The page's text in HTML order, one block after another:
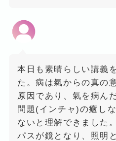
本日も素晴らしい講義
た。病は氣からの真の
原因であり、氣を病ん
問題(インチャ)の癒し
ないと理解できました
パスが鏡となり、照明